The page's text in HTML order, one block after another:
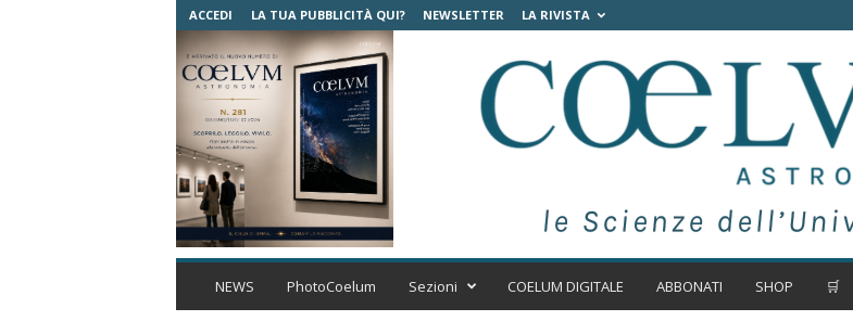
ACCEDI LA TUA PUBBLICITÀ QUI? NEWSLETTER LA RIVISTA
C
NEWS PhotoCoelum Sezioni COELUM DIGITALE ABBONATI SHOP 🛒